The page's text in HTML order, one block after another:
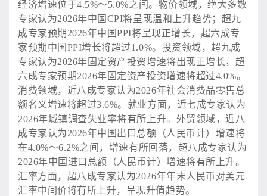
经济增速位于4.5%～5.0%之间。物价领域，绝大多数
专家认为2026年中国CPI将呈现温和上升趋势；超九
成专家预期2026年中国PPI将呈现正增长，超六成专
家预期中国PPI增长将超过1.0%。投资领域，超九成
专家认为2026年固定资产投资增速将出现正增长，超
六成专家预期2026年固定资产投资增速将超过4.0%。
消费领域，近八成专家认为2026年社会消费品零售总
额名义增速将超过3.6%。就业方面，近七成专家认为
2026年城镇调查失业率将有所上升。外贸领域，近八
成专家认为2026年中国出口总额（人民币计）增速将
在4.0%～6.2%之间，增速有所回落，超八成专家认为
2026年中国进口总额（人民币计）增速将有所上升。
汇率方面，超八成专家认为2026年年末人民币对美元
汇率中间价将有所上升，呈现升值趋势。